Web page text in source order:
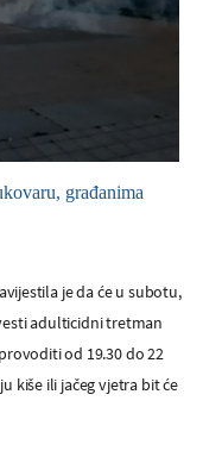
građanima
je da će u subotu,
adulticidni tretman
od 19.30 do 22
kiše ili jačeg vjetra bit će